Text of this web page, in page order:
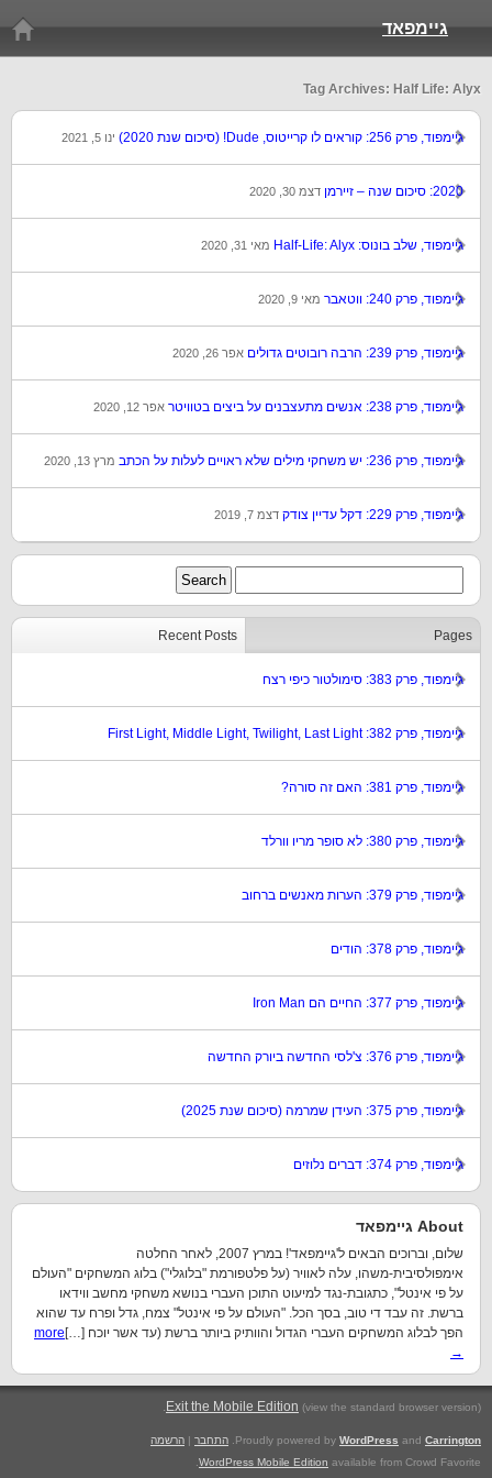
גיימפאד
Tag Archives: Half Life: Alyx
גיימפוד, פרק 256: קוראים לו קרייטוס, Dude! (סיכום שנת 2020) ינו 5, 2021
2020: סיכום שנה – זיירמן דצמ 30, 2020
גיימפוד, שלב בונוס: Half-Life: Alyx מאי 31, 2020
גיימפוד, פרק 240: ווטאבר מאי 9, 2020
גיימפוד, פרק 239: הרבה רובוטים גדולים אפר 26, 2020
גיימפוד, פרק 238: אנשים מתעצבנים על ביצים בטוויטר אפר 12, 2020
גיימפוד, פרק 236: יש משחקי מילים שלא ראויים לעלות על הכתב מרץ 13, 2020
גיימפוד, פרק 229: דקל עדיין צודק דצמ 7, 2019
Recent Posts Pages
גיימפוד, פרק 383: סימולטור כיפי רצח
גיימפוד, פרק 382: First Light, Middle Light, Twilight, Last Light
גיימפוד, פרק 381: האם זה סורה?
גיימפוד, פרק 380: לא סופר מריו וורלד
גיימפוד, פרק 379: הערות מאנשים ברחוב
גיימפוד, פרק 378: הודים
גיימפוד, פרק 377: החיים הם Iron Man
גיימפוד, פרק 376: צ'לסי החדשה ביורק החדשה
גיימפוד, פרק 375: העידן שמרמה (סיכום שנת 2025)
גיימפוד, פרק 374: דברים נלוזים
About גיימפאד
שלום, וברוכים הבאים ל'גיימפאד'! במרץ 2007, לאחר החלטה
אימפולסיבית-משהו, עלה לאוויר (על פלטפורמת "בלוגלי") בלוג המשחקים "העולם
על פי אינטל", כתגובת-נגד למיעוט התוכן העברי בנושא משחקי מחשב ווידאו
ברשת. זה עבד די טוב, בסך הכל. "העולם על פי אינטל" צמח, גדל ופרח עד שהוא
הפך לבלוג המשחקים העברי הגדול והוותיק ביותר ברשת (עד אשר יוכח […] more
→
Exit the Mobile Edition (view the standard browser version)
.
Proudly powered by WordPress and Carrington התחבר | הרשמה
WordPress Mobile Edition available from Crowd Favorite.